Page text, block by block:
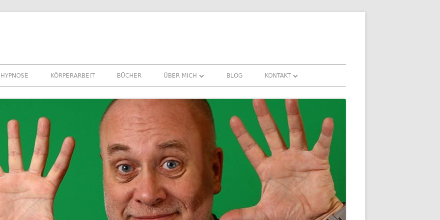
HYPNOSE KÖRPERARBEIT BÜCHER ÜBER MICH
REFERENZEN ERFAHRUNGEN UND
NEWSLETTER
BLOG KONTAKT
DOWNLOADS
FAQ
DATENSCHUTZ
IMPRESSUM